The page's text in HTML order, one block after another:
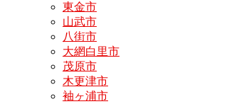
東金市
山武市
八街市
大網白里市
茂原市
木更津市
袖ヶ浦市